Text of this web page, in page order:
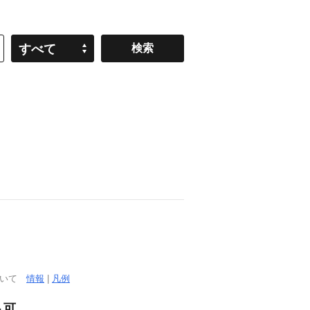
すべて
いて情報 凡例